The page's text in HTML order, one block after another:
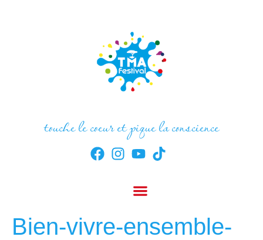
touche le coeur et pique la conscience
Bien-vivre-ensemble-